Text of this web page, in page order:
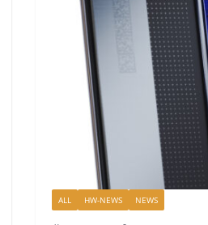
ALL HW-NEWS NEWS